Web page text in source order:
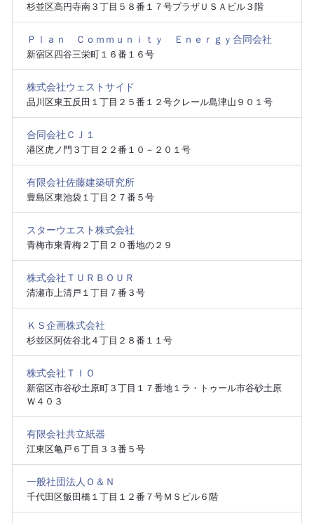
杉並区高円寺南３丁目５８番１７号プラザＵＳＡビル３階
Ｐｌａｎ Ｃｏｍｍｕｎｉｔｙ Ｅｎｅｒｇｙ合同会社
新宿区四谷三栄町１６番１６号
株式会社ウェストサイド
品川区東五反田１丁目２５番１２号クレール島津山９０１号
合同会社ＣＪ１
港区虎ノ門３丁目２２番１０－２０１号
有限会社佐藤建築研究所
豊島区東池袋１丁目２７番５号
スターウエスト株式会社
青梅市東青梅２丁目２０番地の２９
株式会社ＴＵＲＢＯＵＲ
清瀬市上清戸１丁目７番３号
ＫＳ企画株式会社
杉並区阿佐谷北４丁目２８番１１号
株式会社ＴＩＯ
新宿区市谷砂土原町３丁目１７番地１ラ・トゥール市谷砂土原
Ｗ４０３
有限会社共立紙器
江東区亀戸６丁目３３番５号
一般社団法人Ｏ＆Ｎ
千代田区飯田橋１丁目１２番７号ＭＳビル６階